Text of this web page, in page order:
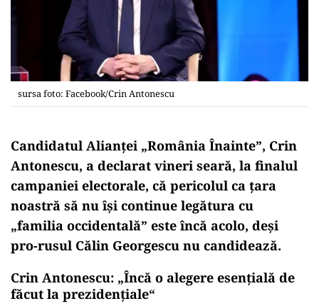
sursa foto: Facebook/Crin Antonescu
Candidatul Alianţei „România Înainte”, Crin
Antonescu, a declarat vineri seară, la finalul
campaniei electorale, că pericolul ca ţara
noastră să nu îşi continue legătura cu
„familia occidentală” este încă acolo, deşi
pro-rusul Călin Georgescu nu candidează.
Crin Antonescu: „Încă o alegere esențială de
făcut la prezidențiale“